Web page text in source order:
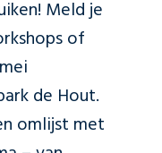
Meld je
of
de Hout.
omlijst met